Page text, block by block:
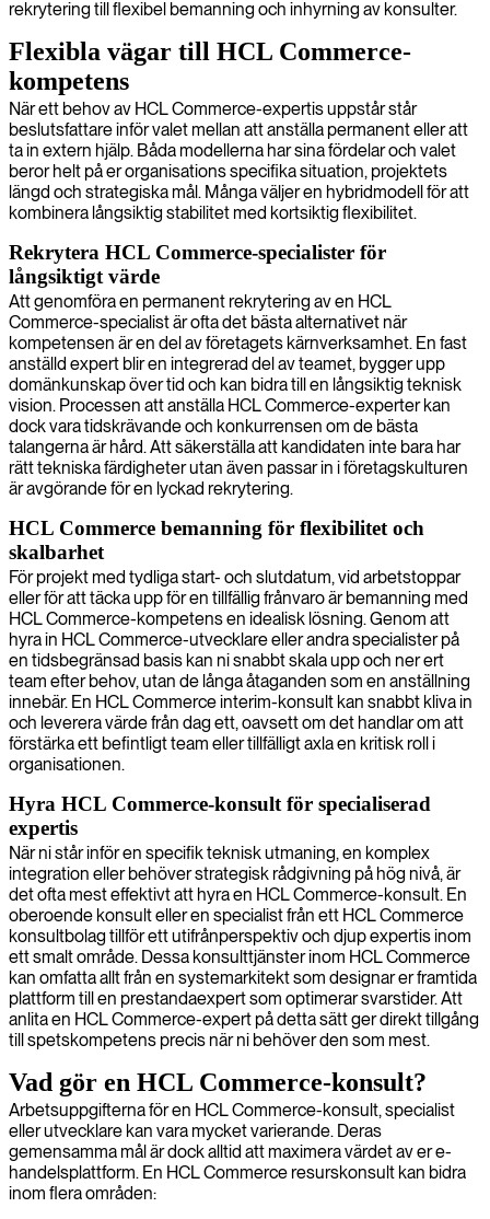
rekrytering till flexibel bemanning och inhyrning av konsulter.
Flexibla vägar till HCL Commerce-
kompetens
När ett behov av HCL Commerce-expertis uppstår står
beslutsfattare inför valet mellan att anställa permanent eller att
ta in extern hjälp. Båda modellerna har sina fördelar och valet
beror helt på er organisations specifika situation, projektets
längd och strategiska mål. Många väljer en hybridmodell för att
kombinera långsiktig stabilitet med kortsiktig flexibilitet.
Rekrytera HCL Commerce-specialister för
långsiktigt värde
Att genomföra en permanent rekrytering av en HCL
Commerce-specialist är ofta det bästa alternativet när
kompetensen är en del av företagets kärnverksamhet. En fast
anställd expert blir en integrerad del av teamet, bygger upp
domänkunskap över tid och kan bidra till en långsiktig teknisk
vision. Processen att anställa HCL Commerce-experter kan
dock vara tidskrävande och konkurrensen om de bästa
talangerna är hård. Att säkerställa att kandidaten inte bara har
rätt tekniska färdigheter utan även passar in i företagskulturen
är avgörande för en lyckad rekrytering.
HCL Commerce bemanning för flexibilitet och
skalbarhet
För projekt med tydliga start- och slutdatum, vid arbetstoppar
eller för att täcka upp för en tillfällig frånvaro är bemanning med
HCL Commerce-kompetens en idealisk lösning. Genom att
hyra in HCL Commerce-utvecklare eller andra specialister på
en tidsbegränsad basis kan ni snabbt skala upp och ner ert
team efter behov, utan de långa åtaganden som en anställning
innebär. En HCL Commerce interim-konsult kan snabbt kliva in
och leverera värde från dag ett, oavsett om det handlar om att
förstärka ett befintligt team eller tillfälligt axla en kritisk roll i
organisationen.
Hyra HCL Commerce-konsult för specialiserad
expertis
När ni står inför en specifik teknisk utmaning, en komplex
integration eller behöver strategisk rådgivning på hög nivå, är
det ofta mest effektivt att hyra en HCL Commerce-konsult. En
oberoende konsult eller en specialist från ett HCL Commerce
konsultbolag tillför ett utifrånperspektiv och djup expertis inom
ett smalt område. Dessa konsulttjänster inom HCL Commerce
kan omfatta allt från en systemarkitekt som designar er framtida
plattform till en prestandaexpert som optimerar svarstider. Att
anlita en HCL Commerce-expert på detta sätt ger direkt tillgång
till spetskompetens precis när ni behöver den som mest.
Vad gör en HCL Commerce-konsult?
Arbetsuppgifterna för en HCL Commerce-konsult, specialist
eller utvecklare kan vara mycket varierande. Deras
gemensamma mål är dock alltid att maximera värdet av er e-
handelsplattform. En HCL Commerce resurskonsult kan bidra
inom flera områden: